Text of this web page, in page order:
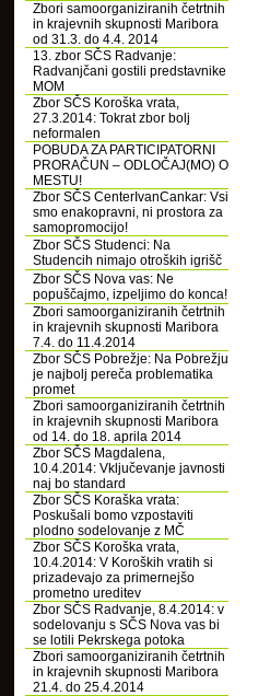
Zbori samoorganiziranih četrtnih
in krajevnih skupnosti Maribora
od 31.3. do 4.4. 2014
13. zbor SČS Radvanje:
Radvanjčani gostili predstavnike
MOM
Zbor SČS Koroška vrata,
27.3.2014: Tokrat zbor bolj
neformalen
POBUDA ZA PARTICIPATORNI
PRORAČUN – ODLOČAJ(MO) O
MESTU!
Zbor SČS CenterIvanCankar: Vsi
smo enakopravni, ni prostora za
samopromocijo!
Zbor SČS Studenci: Na
Studencih nimajo otroških igrišč
Zbor SČS Nova vas: Ne
popuščajmo, izpeljimo do konca!
Zbori samoorganiziranih četrtnih
in krajevnih skupnosti Maribora
7.4. do 11.4.2014
Zbor SČS Pobrežje: Na Pobrežju
je najbolj pereča problematika
promet
Zbori samoorganiziranih četrtnih
in krajevnih skupnosti Maribora
od 14. do 18. aprila 2014
Zbor SČS Magdalena,
10.4.2014: Vključevanje javnosti
naj bo standard
Zbor SČS Koraška vrata:
Poskušali bomo vzpostaviti
plodno sodelovanje z MČ
Zbor SČS Koroška vrata,
10.4.2014: V Koroških vratih si
prizadevajo za primernejšo
prometno ureditev
Zbor SČS Radvanje, 8.4.2014: v
sodelovanju s SČS Nova vas bi
se lotili Pekrskega potoka
Zbori samoorganiziranih četrtnih
in krajevnih skupnosti Maribora
21.4. do 25.4.2014